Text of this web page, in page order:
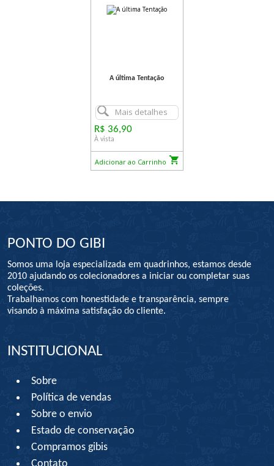
A última Tentação
Mais detalhes
R$ 36,90
À vista
Adicionar ao Carrinho
PONTO DO GIBI
Somos uma loja especializada em quadrinhos, estamos desde
2010 ajudando os colecionadores a iniciar ou completar suas
coleções.
Trabalhamos com honestidade e transparência, sempre
visando à máxima satisfação do cliente.
INSTITUCIONAL
Sobre
Política de vendas
Sobre o envio
Estado de conservação
Compramos gibis